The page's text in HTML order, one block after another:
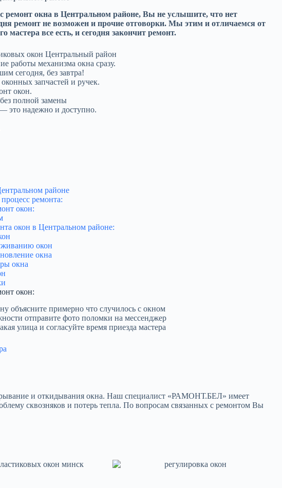
ремонт окна в Центральном районе, Вы не услышите, что нет
ремонт не возможен и прочие отговорки. Мы этим и отличаемся от
мастера все есть, и сегодня закончит ремонт.
окон Центральный район
работы механизма окна сразу.
сегодня, без завтра!
запчастей и ручек.
окон.
полной замены
это надежно и доступно.
районе
ремонта:
окон:
окон в Центральном районе:
окон
окна
окна
окон:
объясните примерно что случилось с окном
отправите фото поломки на мессенджер
улица и согласуйте время приезда мастера
и откидывания окна. Наш специалист «РАМОНТ.БЕЛ» имеет
сквозняков и потерь тепла. По вопросам связанных с ремонтом Вы